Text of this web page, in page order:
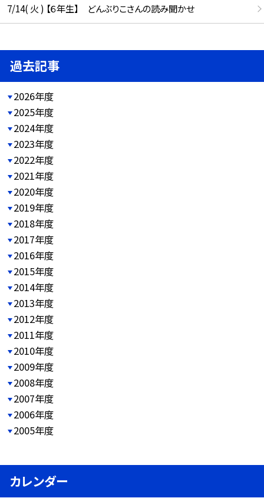
7/14( 火 ) 【６年生】 どんぶりこさんの読み聞かせ
過去記事
2026年度
2025年度
2024年度
2023年度
2022年度
2021年度
2020年度
2019年度
2018年度
2017年度
2016年度
2015年度
2014年度
2013年度
2012年度
2011年度
2010年度
2009年度
2008年度
2007年度
2006年度
2005年度
カレンダー